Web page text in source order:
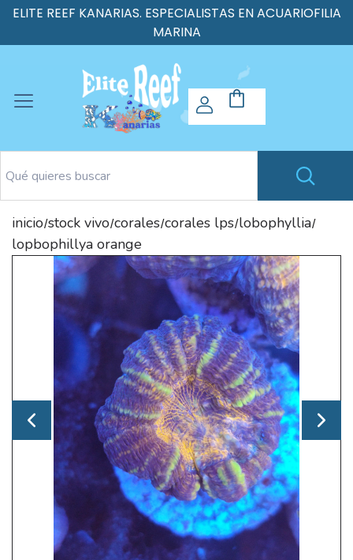
ELITE REEF KANARIAS. ESPECIALISTAS EN ACUARIOFILIA
MARINA
inicio/stock vivo/corales/corales lps/lobophyllia/
lopbophillya orange